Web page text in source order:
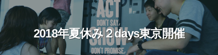
キ
ッ
プ
2018年夏休み２days東京開催